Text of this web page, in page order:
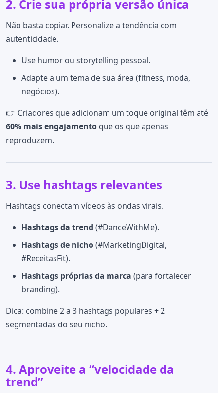
2. Crie sua própria versão única
Não basta copiar. Personalize a tendência com
autenticidade.
Use humor ou storytelling pessoal.
Adapte a um tema de sua área (fitness, moda,
negócios).
👉 Criadores que adicionam um toque original têm até
60% mais engajamento que os que apenas
reproduzem.
3. Use hashtags relevantes
Hashtags conectam vídeos às ondas virais.
Hashtags da trend (#DanceWithMe).
Hashtags de nicho(#MarketingDigital,
#ReceitasFit).
Hashtags próprias da marca (para fortalecer
branding).
Dica: combine 2 a 3 hashtags populares + 2
segmentadas do seu nicho.
4. Aproveite a “velocidade da
trend”